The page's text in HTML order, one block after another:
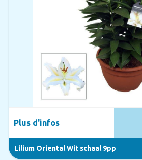
Lilium Oriental Wit schaal 9pp
Plus d'infos